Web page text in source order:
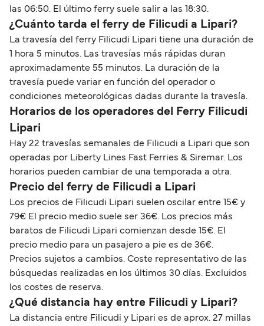
las 06:50. El último ferry suele salir a las 18:30.
¿Cuánto tarda el ferry de Filicudi a Lipari?
La travesía del ferry Filicudi Lipari tiene una duración de
1 hora 5 minutos. Las travesías más rápidas duran
aproximadamente 55 minutos. La duración de la
travesía puede variar en función del operador o
condiciones meteorológicas dadas durante la travesía.
Horarios de los operadores del Ferry Filicudi
Lipari
Hay 22 travesías semanales de Filicudi a Lipari que son
operadas por Liberty Lines Fast Ferries & Siremar. Los
horarios pueden cambiar de una temporada a otra.
Precio del ferry de Filicudi a Lipari
Los precios de Filicudi Lipari suelen oscilar entre 15€ y
79€ El precio medio suele ser 36€. Los precios más
baratos de Filicudi Lipari comienzan desde 15€. El
precio medio para un pasajero a pie es de 36€.
Precios sujetos a cambios. Coste representativo de las
búsquedas realizadas en los últimos 30 días. Excluidos
los costes de reserva.
¿Qué distancia hay entre Filicudi y Lipari?
La distancia entre Filicudi y Lipari es de aprox. 27 millas